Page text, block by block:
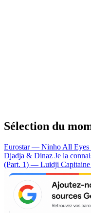
Sélection du
Eurostar — Ninho All
Djadja & Dinaz Je la
(Part. 1) — Luidji